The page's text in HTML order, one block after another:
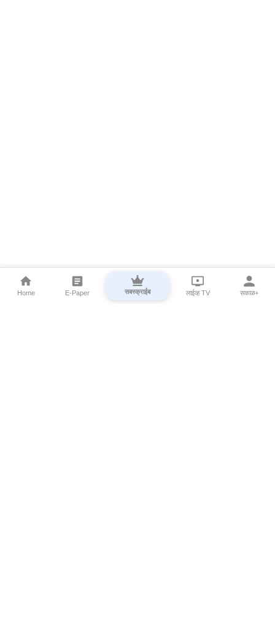
Home E-Paper सबस्क्राईब लाईव्ह TV सकाळ+